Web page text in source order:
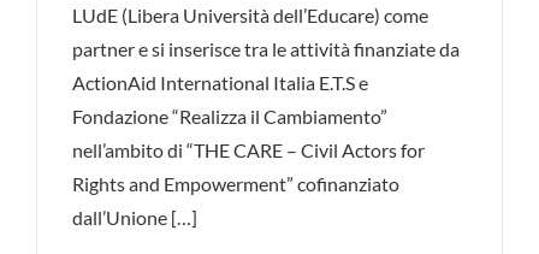
LUdE (Libera Università dell’Educare) come
partner e si inserisce tra le attività finanziate da
ActionAid International Italia E.T.S e
Fondazione “Realizza il Cambiamento”
nell’ambito di “THE CARE – Civil Actors for
Rights and Empowerment” cofinanziato
dall’Unione […]